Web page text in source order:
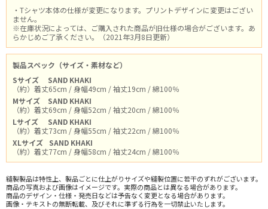
・Tシャツ本体の仕様が変更になります。プリントデザインに変更はござい
ません。
※在庫状況によっては、ご購入された商品が旧仕様の場合がございます。あ
らかじめご了承ください。（2021年3月8日更新）
製品スペック（サイズ・素材など）
Sサイズ
SAND KHAKI
（約）着丈65cm / 身幅49cm / 袖丈19cm / 綿100％
Mサイズ
SAND KHAKI
（約）着丈69cm / 身幅52cm / 袖丈20cm / 綿100％
Lサイズ
SAND KHAKI
（約）着丈73cm / 身幅55cm / 袖丈22cm / 綿100％
XLサイズ
SAND KHAKI
（約）着丈77cm / 身幅58cm / 袖丈24cm / 綿100％
縫製製品は特性上、製品ごとに仕上がりサイズや縫製位置に若干のずれがございます。
商品の写真および画像はイメージです。実際の商品とは異なる場合があります。
商品のデザイン・仕様・発売日などは予告なく変更となる場合があります。
画像・テキストの無断転載、及びそれに準ずる行為を一切禁止いたします。